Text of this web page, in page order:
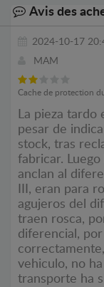
Avis des
2024-10-17
MAM
Cache de protection
La pieza tardo
pesar de
stock, tras
fabricar.
anclan al
III, eran para
agujeros del
traen rosca,
diferencial,
vehiculo, no
transporte ha